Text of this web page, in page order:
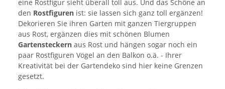
eine Rostfigur sieht überall toll aus. Und das Schöne an
den Rostfiguren ist: sie lassen sich ganz toll ergänzen!
Dekorieren Sie ihren Garten mit ganzen Tiergruppen
aus Rost, ergänzen dies mit schönen Blumen
Gartensteckern aus Rost und hängen sogar noch ein
paar Rostfiguren Vögel an den Balkon o.ä. - Ihrer
Kreativität bei der Gartendeko sind hier keine Grenzen
gesetzt.